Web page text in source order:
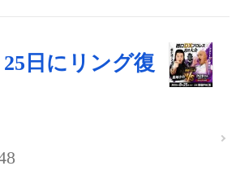
日にリング復